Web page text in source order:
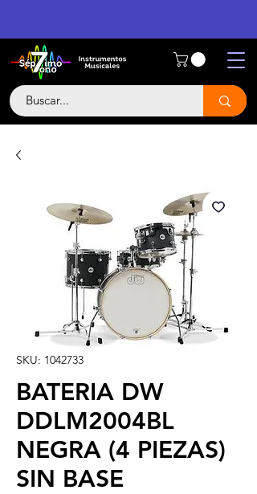
SKU: 1042733
BATERIA DW
DDLM2004BL
NEGRA (4 PIEZAS)
SIN BASE